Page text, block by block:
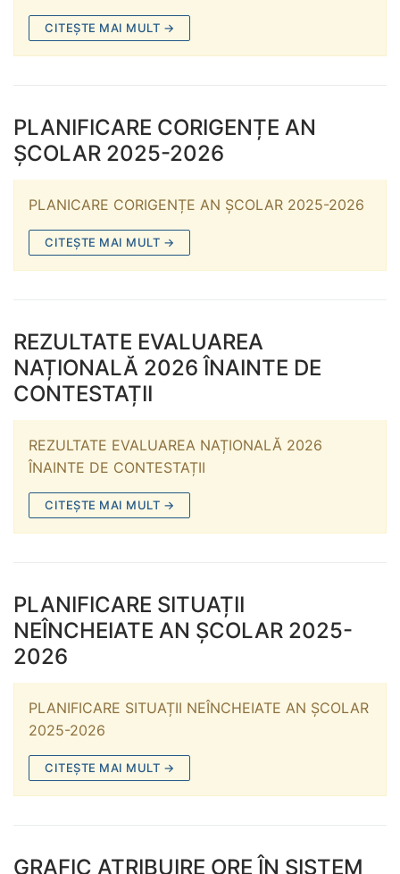
CITEȘTE MAI MULT →
PLANIFICARE CORIGENȚE AN
ȘCOLAR 2025-2026
PLANICARE CORIGENȚE AN ȘCOLAR 2025-2026
CITEȘTE MAI MULT →
REZULTATE EVALUAREA
NAȚIONALĂ 2026 ÎNAINTE DE
CONTESTAȚII
REZULTATE EVALUAREA NAȚIONALĂ 2026
ÎNAINTE DE CONTESTAȚII
CITEȘTE MAI MULT →
PLANIFICARE SITUAȚII
NEÎNCHEIATE AN ȘCOLAR 2025-
2026
PLANIFICARE SITUAȚII NEÎNCHEIATE AN ȘCOLAR
2025-2026
CITEȘTE MAI MULT →
GRAFIC ATRIBUIRE ORE ÎN SISTEM